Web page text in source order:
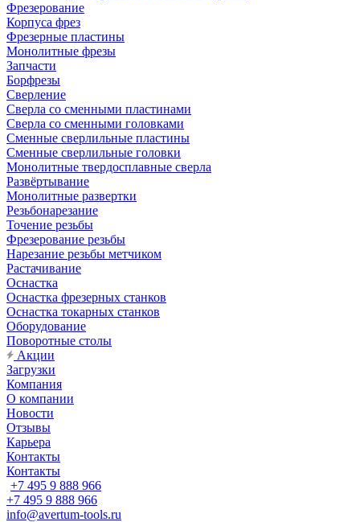
Фрезерование
Корпуса фрез
Фрезерные пластины
Монолитные фрезы
Запчасти
Борфрезы
Сверление
Сверла со сменными пластинами
Сверла со сменными головками
Сменные сверлильные пластины
Сменные сверлильные головки
Монолитные твердосплавные сверла
Развёртывание
Монолитные развертки
Резьбонарезание
Точение резьбы
Фрезерование резьбы
Нарезание резьбы метчиком
Растачивание
Оснастка
Оснастка фрезерных станков
Оснастка токарных станков
Оборудование
Поворотные столы
Акции
Загрузки
Компания
О компании
Новости
Отзывы
Карьера
Контакты
Контакты
+7 495 9 888 966
+7 495 9 888 966
info@avertum-tools.ru